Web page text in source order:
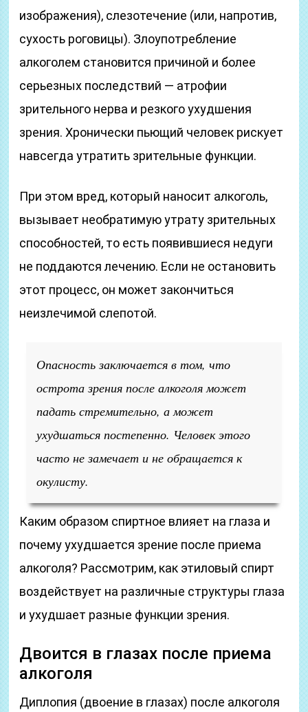
изображения), слезотечение (или, напротив,
сухость роговицы). Злоупотребление
алкоголем становится причиной и более
серьезных последствий — атрофии
зрительного нерва и резкого ухудшения
зрения. Хронически пьющий человек рискует
навсегда утратить зрительные функции.
При этом вред, который наносит алкоголь,
вызывает необратимую утрату зрительных
способностей, то есть появившиеся недуги
не поддаются лечению. Если не остановить
этот процесс, он может закончиться
неизлечимой слепотой.
Опасность заключается в том, что
острота зрения после алкоголя может
падать стремительно, а может
ухудшаться постепенно. Человек этого
часто не замечает и не обращается к
окулисту.
Каким образом спиртное влияет на глаза и
почему ухудшается зрение после приема
алкоголя? Рассмотрим, как этиловый спирт
воздействует на различные структуры глаза
и ухудшает разные функции зрения.
Двоится в глазах после приема
алкоголя
Диплопия (двоение в глазах) после алкоголя